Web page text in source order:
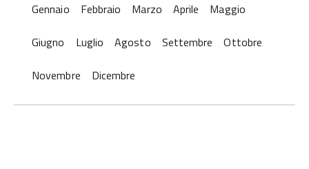
Gennaio Febbraio Marzo Aprile
Maggio
Giugno
Luglio Agosto Settembre
Ottobre
Novembre
Dicembre